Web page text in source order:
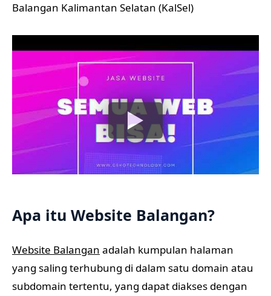
Balangan Kalimantan Selatan (KalSel)
Apa itu Website Balangan?
Website Balangan adalah kumpulan halaman
yang saling terhubung di dalam satu domain atau
subdomain tertentu, yang dapat diakses dengan